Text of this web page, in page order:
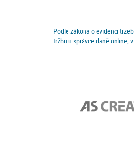
Podle zákona o evidenci
tržbu u správce daně online;